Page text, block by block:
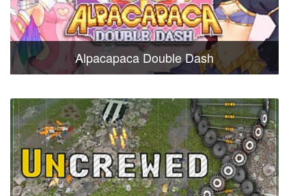
Alpacapaca Double Dash